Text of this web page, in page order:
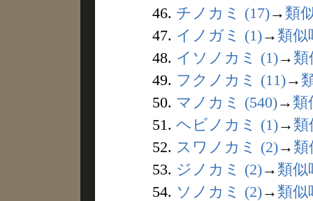
46. チノカミ (17)→ 類
47. イノガミ (1)→ 類似
48. イソノカミ (1)→ 類
49. フクノカミ (11)→
50. マノカミ (540)→ 類
51. ヘビノカミ (1)→ 類
52. スワノカミ (2)→ 類
53. ジノカミ (2)→ 類似
54. ソノカミ (2)→ 類似